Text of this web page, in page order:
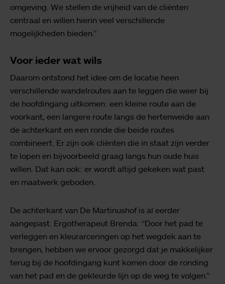
omgeving. We stellen de vrijheid van de cliënten
centraal en willen hierin veel verschillende
mogelijkheden bieden.”
Voor ieder wat wils
Daarom ontstond het idee om de locatie heen
verschillende wandelroutes aan te leggen die weer bij
de hoofdingang uitkomen: een kleine route aan de
voorkant, een langere route langs de hertenweide aan
de achterkant en een ronde die beide routes
combineert. Er zijn ook cliënten die in staat zijn verder
te lopen en bijvoorbeeld graag langs hun oude huis
willen. Dat kan ook: er wordt altijd gekeken wat past
en maatwerk geboden.
De achterkant van De Martinushof is al eerder
aangepast. Ergotherapeut Brenda: “Door het pad te
verleggen en kleurarceringen op het wegdek aan te
brengen, hebben we ervoor gezorgd dat je makkelijker
terug bij de hoofdingang kunt komen door de ronding
van het pad en de gekleurde lijn op de weg te volgen.”